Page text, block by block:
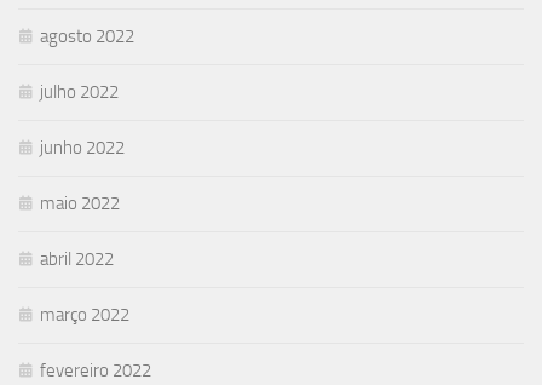
agosto 2022
julho 2022
junho 2022
maio 2022
abril 2022
março 2022
fevereiro 2022